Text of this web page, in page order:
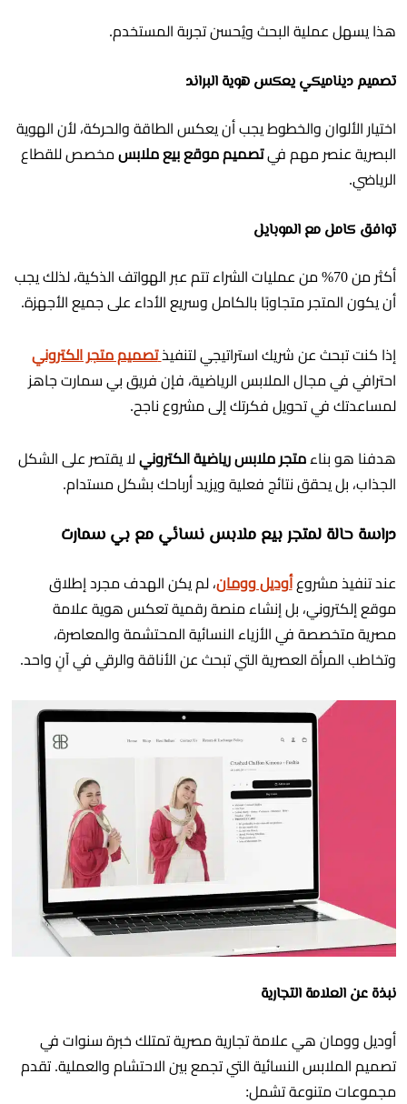
هذا يسهل عملية البحث ويُحسن تجربة المستخدم.
تصميم ديناميكي يعكس هوية البراند
اختيار الألوان والخطوط يجب أن يعكس الطاقة والحركة، لأن الهوية
البصرية عنصر مهم فيتصميم موقع بيع ملابس مخصص للقطاع
الرياضي.
توافق كامل مع الموبايل
أكثر من 70% من عمليات الشراء تتم عبر الهواتف الذكية، لذلك يجب
أن يكون المتجر متجاوبًا بالكامل وسريع الأداء على جميع الأجهزة.
إذا كنت تبحث عن شريك استراتيجي لتنفيذ تصميم متجر الكتروني
احترافي في مجال الملابس الرياضية، فإن فريق بي سمارت جاهز
لمساعدتك في تحويل فكرتك إلى مشروع ناجح.
هدفنا هو بناءمتجر ملابس رياضية الكتروني لا يقتصر على الشكل
الجذاب، بل يحقق نتائج فعلية ويزيد أرباحك بشكل مستدام.
دراسة حالة لمتجر بيع ملابس نسائي مع بي سمارت
عند تنفيذ مشروع أوديل وومان، لم يكن الهدف مجرد إطلاق
موقع إلكتروني، بل إنشاء منصة رقمية تعكس هوية علامة
مصرية متخصصة في الأزياء النسائية المحتشمة والمعاصرة،
وتخاطب المرأة العصرية التي تبحث عن الأناقة والرقي في آنٍ واحد.
نبذة عن العلامة التجارية
أوديل وومان هي علامة تجارية مصرية تمتلك خبرة سنوات في
تصميم الملابس النسائية التي تجمع بين الاحتشام والعملية. تقدم
مجموعات متنوعة تشمل: